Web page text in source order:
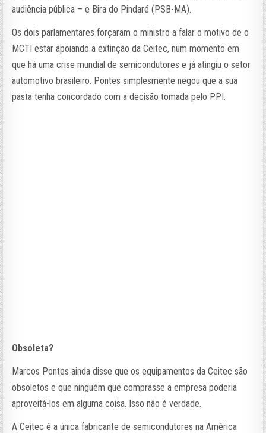
audiência pública – e Bira do Pindaré (PSB-MA).
Os dois parlamentares forçaram o ministro a falar o motivo de o
MCTI estar apoiando a extinção da Ceitec, num momento em
que há uma crise mundial de semicondutores e já atingiu o setor
automotivo brasileiro. Pontes simplesmente negou que a sua
pasta tenha concordado com a decisão tomada pelo PPI.
Obsoleta?
Marcos Pontes ainda disse que os equipamentos da Ceitec são
obsoletos e que ninguém que comprasse a empresa poderia
aproveitá-los em alguma coisa. Isso não é verdade.
A Ceitec é a única fabricante de semicondutores na América